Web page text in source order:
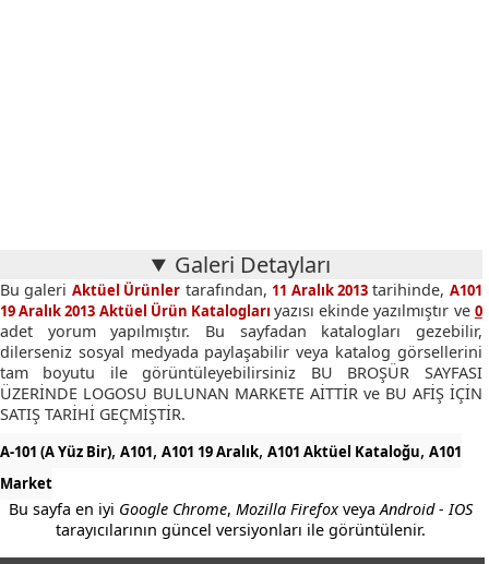
Galeri Detayları
Bu galeri Aktüel Ürünler tarafından, 11 Aralık 2013tarihinde, A101
19 Aralık 2013 Aktüel Ürün Kataloglarıyazısı ekinde yazılmıştır ve 0
adet yorum yapılmıştır. Bu sayfadan katalogları gezebilir,
dilerseniz sosyal medyada paylaşabilir veya katalog görsellerini
tam boyutu ile görüntüleyebilirsiniz BU BROŞÜR SAYFASI
ÜZERİNDE LOGOSU BULUNAN MARKETE AİTTİR ve BU AFİŞ İÇİN
SATIŞ TARİHİ GEÇMİŞTİR.
A-101 (A Yüz Bir), A101, A101 19 Aralık, A101 Aktüel Kataloğu, A101
Market
Bu sayfa en iyi Google Chrome,Mozilla Firefox veyaAndroid - IOS
tarayıcılarının güncel versiyonları ile görüntülenir.